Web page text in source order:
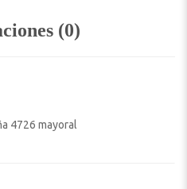
(0)
4726 mayoral